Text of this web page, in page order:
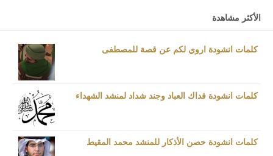
الأكثر مشاهدة
كلمات انشودة اروي لكم عن قصة للمصطفى
كلمات انشودة فداك العباد وجند شداد لمنشد الشهداء
كلمات انشودة حصن الأذكار للمنشد محمد المقيط